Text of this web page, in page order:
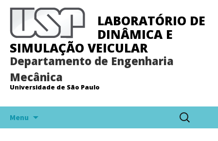
LABORATÓRIO DE
DINÂMICA E
SIMULAÇÃO VEICULAR
Departamento de Engenharia
Mecânica
Universidade de São Paulo
Menu
Pesquisar
por: